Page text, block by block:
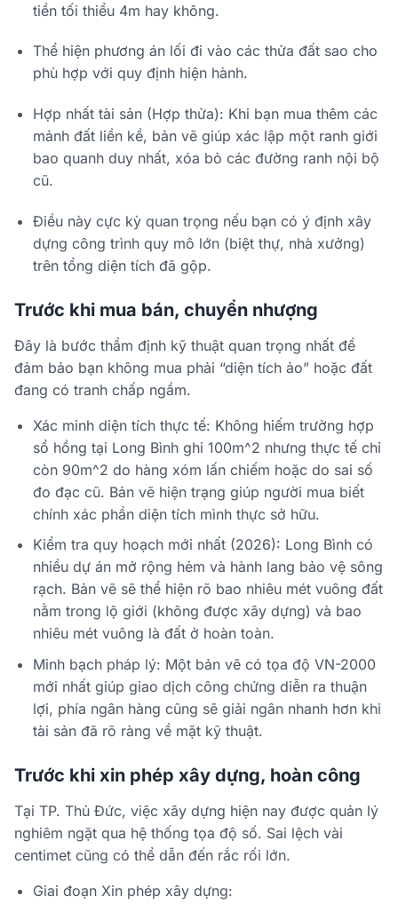
tiền tối thiểu 4m hay không.
Thể hiện phương án lối đi vào các thửa đất sao cho
phù hợp với quy định hiện hành.
Hợp nhất tài sản (Hợp thửa): Khi bạn mua thêm các
mảnh đất liền kề, bản vẽ giúp xác lập một ranh giới
bao quanh duy nhất, xóa bỏ các đường ranh nội bộ
cũ.
Điều này cực kỳ quan trọng nếu bạn có ý định xây
dựng công trình quy mô lớn (biệt thự, nhà xưởng)
trên tổng diện tích đã gộp.
Trước khi mua bán, chuyển nhượng
Đây là bước thẩm định kỹ thuật quan trọng nhất để
đảm bảo bạn không mua phải “diện tích ảo” hoặc đất
đang có tranh chấp ngầm.
Xác minh diện tích thực tế: Không hiếm trường hợp
sổ hồng tại Long Bình ghi 100m^2 nhưng thực tế chỉ
còn 90m^2 do hàng xóm lấn chiếm hoặc do sai số
đo đạc cũ. Bản vẽ hiện trạng giúp người mua biết
chính xác phần diện tích mình thực sở hữu.
Kiểm tra quy hoạch mới nhất (2026): Long Bình có
nhiều dự án mở rộng hẻm và hành lang bảo vệ sông
rạch. Bản vẽ sẽ thể hiện rõ bao nhiêu mét vuông đất
nằm trong lộ giới (không được xây dựng) và bao
nhiêu mét vuông là đất ở hoàn toàn.
Minh bạch pháp lý: Một bản vẽ có tọa độ VN-2000
mới nhất giúp giao dịch công chứng diễn ra thuận
lợi, phía ngân hàng cũng sẽ giải ngân nhanh hơn khi
tài sản đã rõ ràng về mặt kỹ thuật.
Trước khi xin phép xây dựng, hoàn công
Tại TP. Thủ Đức, việc xây dựng hiện nay được quản lý
nghiêm ngặt qua hệ thống tọa độ số. Sai lệch vài
centimet cũng có thể dẫn đến rắc rối lớn.
Giai đoạn Xin phép xây dựng: